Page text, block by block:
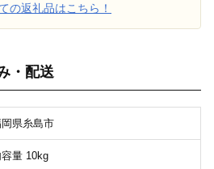
の返礼品はこちら！
・配送
県糸島市
容量 10kg